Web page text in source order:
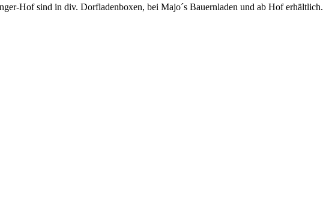
Hof sind in div. Dorfladenboxen, bei Majo´s Bauernladen und ab Hof erhältlich.